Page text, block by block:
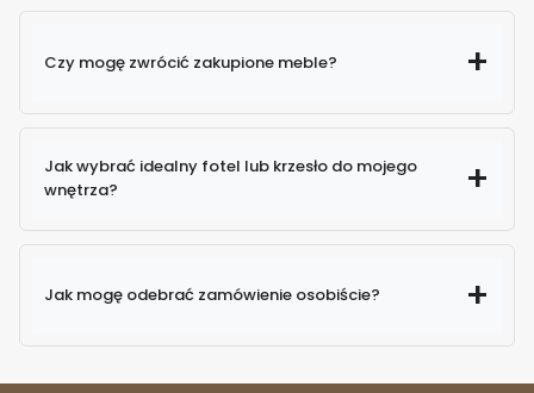
Czy mogę zwrócić zakupione meble?
Jak wybrać idealny fotel lub krzesło do mojego
wnętrza?
Jak mogę odebrać zamówienie osobiście?